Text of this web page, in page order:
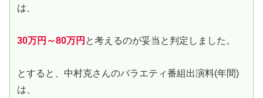
は、
30万円～80万円 と考えるのが妥当と判定しました。
とすると、中村克さんのバラエティ番組出演料(年間)
は、